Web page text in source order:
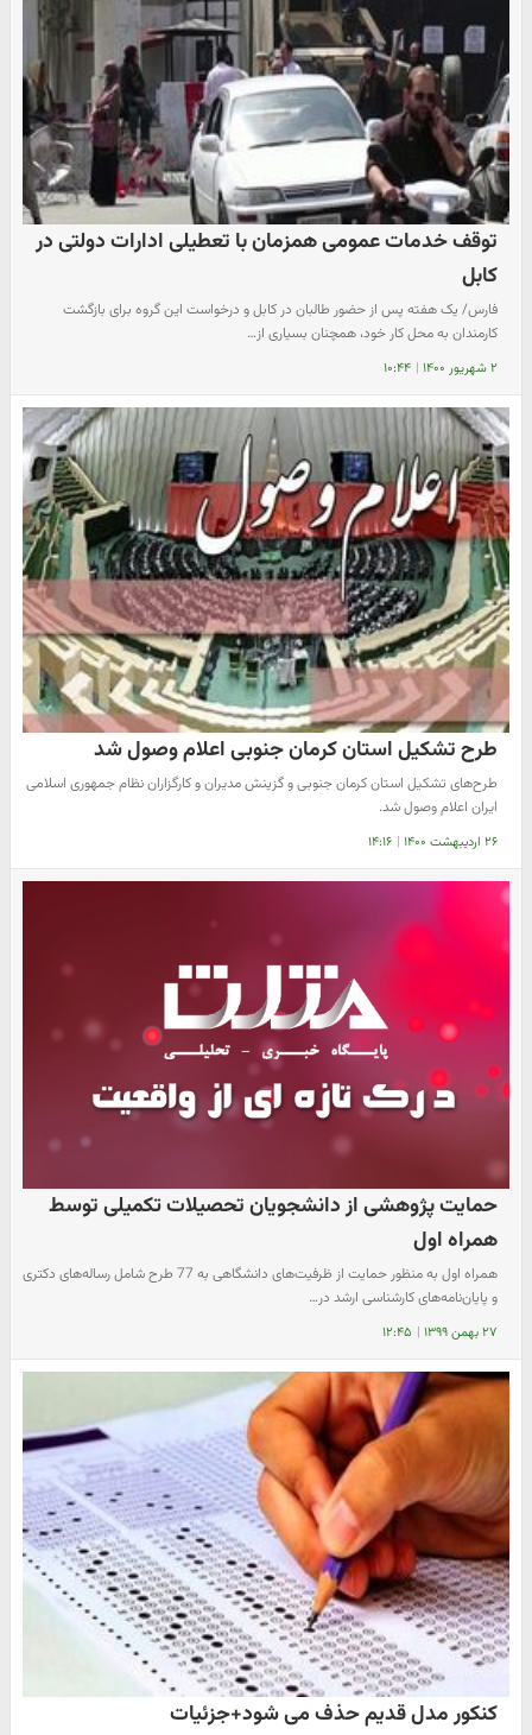
توقف خدمات عمومی همزمان با تعطیلی ادارات دولتی در
کابل
فارس/ یک هفته پس از حضور طالبان در کابل و درخواست این گروه برای بازگشت
کارمندان به محل کار خود، همچنان بسیاری از…
۲ شهریور ۱۴۰۰ | ۱۰:۴۴
طرح تشکیل استان کرمان جنوبی اعلام وصول شد
طرح‌های تشکیل استان کرمان جنوبی و گزینش مدیران و کارگزاران نظام جمهوری اسلامی
ایران اعلام وصول شد.
۲۶ اردیبهشت ۱۴۰۰ | ۱۴:۱۶
حمایت پژوهشی از دانشجویان تحصیلات تکمیلی توسط
همراه اول
همراه اول به منظور حمایت از ظرفیت‌های دانشگاهی به 77 طرح شامل رساله‌های دکتری
و پایان‌نامه‌های کارشناسی ارشد در…
۲۷ بهمن ۱۳۹۹ | ۱۲:۴۵
کنکور مدل قدیم حذف می شود+جزئیات